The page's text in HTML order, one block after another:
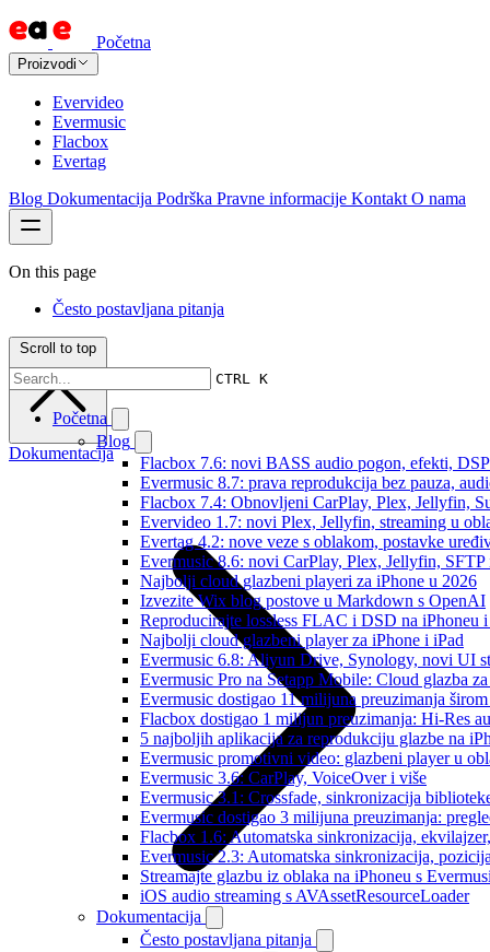
Početna
Proizvodi
Evervideo
Evermusic
Flacbox
Evertag
Blog Dokumentacija Podrška Pravne informacije Kontakt O nama
CTRL K
Početna
Blog
Flacbox 7.6: novi BASS audio pogon, efekti,
Evermusic 8.7: prava reprodukcija bez pauza,
Flacbox 7.4: Obnovljeni CarPlay, Plex, Jellyfin,
Evervideo 1.7: novi Plex, Jellyfin, streaming u
Evertag 4.2: nove veze s oblakom, postavke
Evermusic 8.6: novi CarPlay, Plex, Jellyfin,
Najbolji cloud glazbeni playeri za iPhone u 2026
Izvezite Wix blog postove u Markdown s OpenAI
Reproducirajte lossless FLAC i DSD na iPhoneu
Najbolji cloud glazbeni player za iPhone i iPad
Evermusic 6.8: Aliyun Drive, Synology, novi UI
Evermusic Pro na Setapp Mobile: Cloud glazba
Evermusic dostigao 11 milijuna preuzimanja
Flacbox dostigao 1 milijun preuzimanja: Hi-Res
5 najboljih aplikacija za reprodukciju glazbe na
Evermusic promotivni video: glazbeni player u
Evermusic 3.6: CarPlay, VoiceOver i više
Evermusic 3.1: Crossfade, sinkronizacija
Evermusic dostigao 3 milijuna preuzimanja:
Flacbox 1.6: Automatska sinkronizacija,
Evermusic 2.3: Automatska sinkronizacija,
Streamajte glazbu iz oblaka na iPhoneu s
iOS audio streaming s AVAssetResourceLoader
Dokumentacija
Često postavljana pitanja
On this page
Često postavljana pitanja
Scroll to top
Dokumentacija